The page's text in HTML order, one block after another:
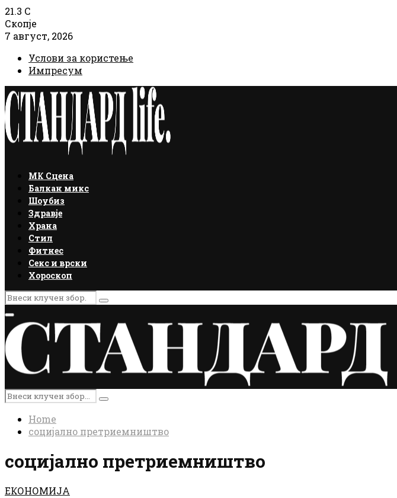
21.3 C
Скопје
7 август, 2026
Услови за користење
Импресум
Facebook
Instagram
Email
Rss
МК Сцена
Балкан микс
Шоубиз
Здравје
Храна
Стил
Фитнес
Секс и врски
Хороскоп
Search
for:
Search
Primary
Menu
Search
for:
Search
Home
социјално претриемништво
социјално претриемништво
ЕКОНОМИЈА